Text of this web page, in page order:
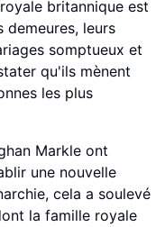
britannique est
demeures, leurs
somptueux et
qu'ils mènent
les plus
Markle ont
une nouvelle
cela a soulevé
la famille royale